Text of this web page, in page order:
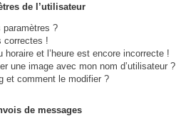
de l’utilisateur
paramètres ?
correctes !
horaire et l’heure est encore incorrecte !
une image avec mon nom d’utilisateur ?
et comment le modifier ?
de messages